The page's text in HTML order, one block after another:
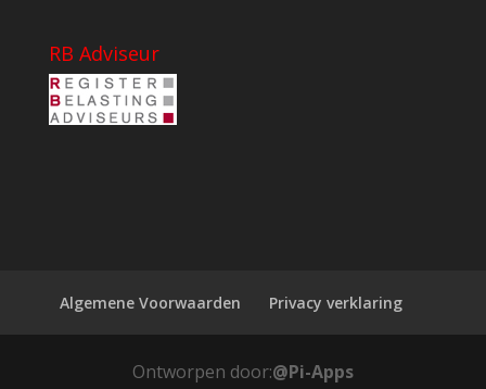
RB Adviseur
Algemene Voorwaarden Privacy verklaring
Ontworpen door:@Pi-Apps